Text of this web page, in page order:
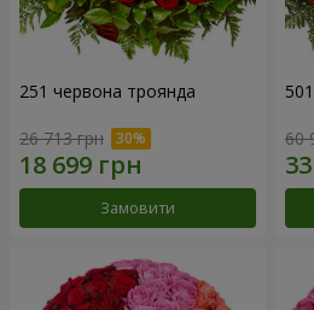
251 червона троянда
26 713 грн
Замовити
60